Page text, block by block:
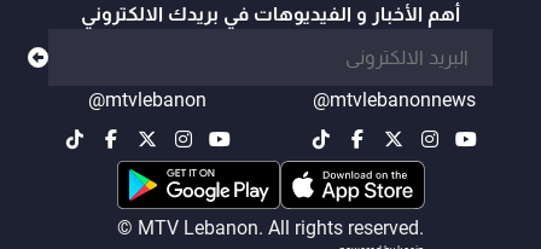
أهم الأخبار و الفيديوهات في بريدك الالكتروني
@mtvlebanonnews
@mtvlebanon
© MTV Lebanon. All rights reserved.